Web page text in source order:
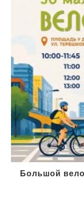
Большой